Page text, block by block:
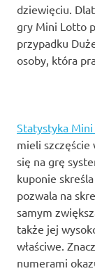
dziewięciu.
gry Mini Lotto
przypadku
osoby, która
Statystyka
mieli szczęście
się na grę
kuponie
pozwala na
samym
także jej
właściwe.
numerami